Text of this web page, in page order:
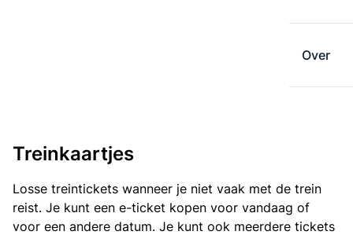
Over
Treinkaartjes
Losse treintickets wanneer je niet vaak met de trein
reist. Je kunt een e-ticket kopen voor vandaag of
voor een andere datum. Je kunt ook meerdere tickets